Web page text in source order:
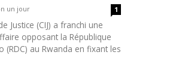
un jour 1
Justice (CIJ) a franchi une
opposant la République
(RDC) au Rwanda en fixant les